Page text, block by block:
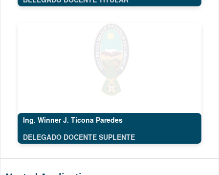
Ing. Winner J. Ticona Paredes
DELEGADO DOCENTE SUPLENTE